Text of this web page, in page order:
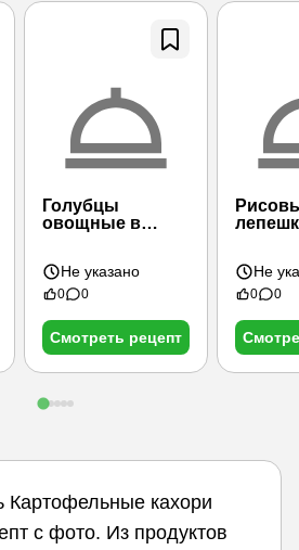
Голубцы
овощные в
Не указано
0 0
Смотреть рецепт
Не
0 0
Картофельные кахори
с фото. Из продуктов